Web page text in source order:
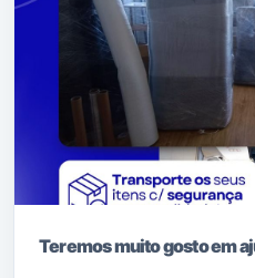
Teremos muito gosto em